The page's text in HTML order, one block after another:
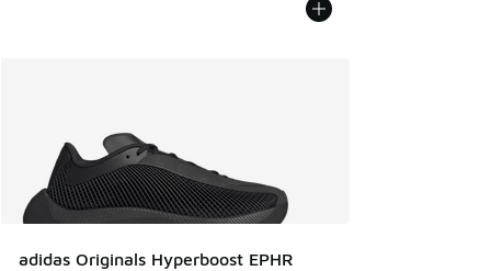
adidas Originals Hyperboost EPHR